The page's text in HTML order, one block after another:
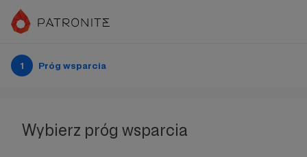
1 Próg wsparcia
Wybierz próg wsparcia